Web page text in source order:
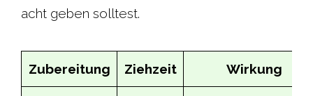
acht geben solltest.
Zubereitung Ziehzeit Wirkung